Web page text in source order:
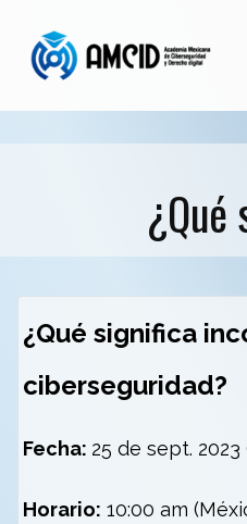
¿Qué significa
ciberseguridad?
Fecha: 25 de sept. 2023
Horario: 10:00 am